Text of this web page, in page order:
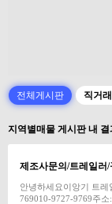
전체게시판 직거
지역별매물 게시판 내 결
제조사문의/트레일러
안녕하세요이앙기 트
769010-9727-9769주